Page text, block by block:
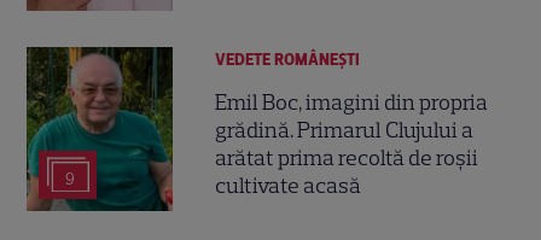
9
VEDETE ROMÂNEŞTI
Emil Boc, imagini din propria
grădină. Primarul Clujului a
arătat prima recoltă de roșii
cultivate acasă